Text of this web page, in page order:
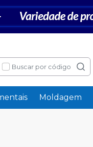
Buscar por código
Moldagem